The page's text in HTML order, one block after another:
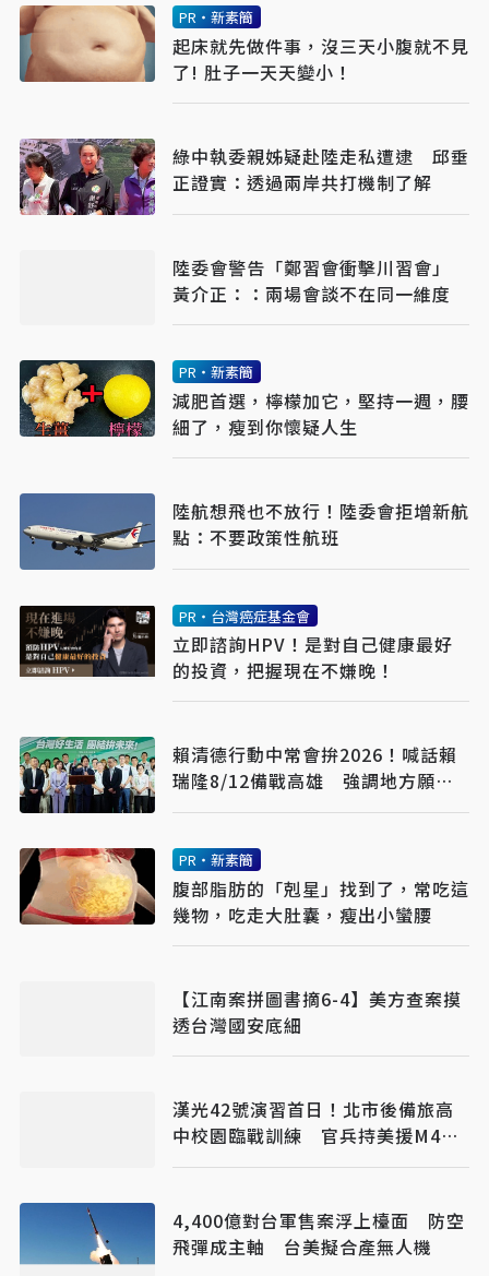
PR・新素簡
起床就先做件事，沒三天小腹就不見
了! 肚子一天天變小！
綠中執委親姊疑赴陸走私遭逮 邱垂
正證實：透過兩岸共打機制了解
陸委會警告「鄭習會衝擊川習會」
黃介正：：兩場會談不在同一維度
PR・新素簡
減肥首選，檸檬加它，堅持一週，腰
細了，瘦到你懷疑人生
陸航想飛也不放行！陸委會拒增新航
點：不要政策性航班
PR・台灣癌症基金會
立即諮詢HPV！是對自己健康最好
的投資，把握現在不嫌晚！
賴清德行動中常會拚2026！喊話賴
瑞隆8/12備戰高雄 強調地方願景
讓人民看得見
PR・新素簡
腹部脂肪的「剋星」找到了，常吃這
幾物，吃走大肚囊，瘦出小蠻腰
【江南案拼圖書摘6-4】美方查案摸
透台灣國安底細
漢光42號演習首日！北市後備旅高
中校園臨戰訓練 官兵持美援M4A1
步槍操練
4,400億對台軍售案浮上檯面 防空
飛彈成主軸 台美擬合產無人機